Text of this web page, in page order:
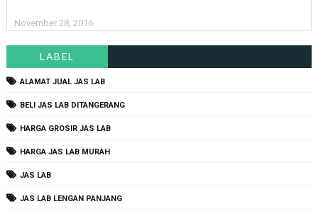
November 28, 2016
LABEL
ALAMAT JUAL JAS LAB
BELI JAS LAB DITANGERANG
HARGA GROSIR JAS LAB
HARGA JAS LAB MURAH
JAS LAB
JAS LAB LENGAN PANJANG